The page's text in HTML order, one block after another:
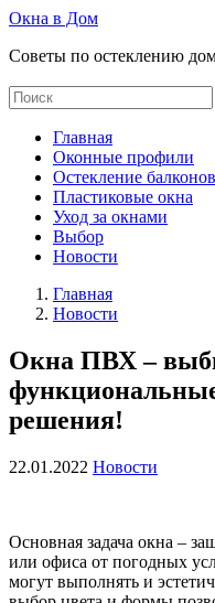
Окна в Дом
Советы по остеклению
Главная
Оконные профили
Остекление балконов
Пластиковые окна
Уход за окнами
Выбор
Новости
Главная
Новости
Окна ПВХ –
решения!
22.01.2022 Новости
Основная задача окна –
или офиса от погодных
могут выполнять и